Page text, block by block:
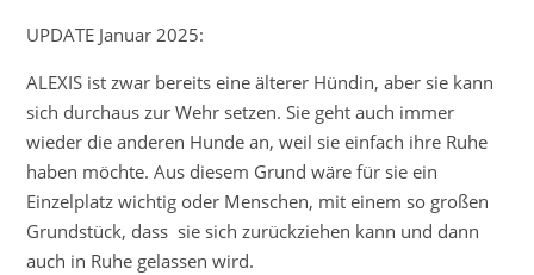
UPDATE Januar 2025:
ALEXIS ist zwar bereits eine älterer Hündin, aber sie kann
sich durchaus zur Wehr setzen. Sie geht auch immer
wieder die anderen Hunde an, weil sie einfach ihre Ruhe
haben möchte. Aus diesem Grund wäre für sie ein
Einzelplatz wichtig oder Menschen, mit einem so großen
Grundstück, dass sie sich zurückziehen kann und dann
auch in Ruhe gelassen wird.